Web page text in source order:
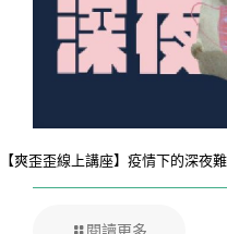
【爽歪歪線上講座】疫情下的深夜
閱讀更多